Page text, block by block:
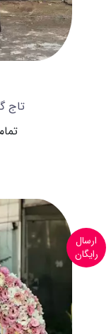
تاج
ارسال
رایگان